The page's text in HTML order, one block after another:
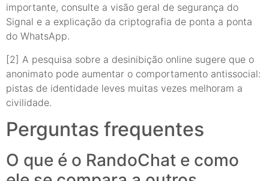
importante, consulte a visão geral de segurança do
Signal e a explicação da criptografia de ponta a ponta
do WhatsApp.
[2] A pesquisa sobre a desinibição online sugere que o
anonimato pode aumentar o comportamento antissocial:
pistas de identidade leves muitas vezes melhoram a
civilidade.
Perguntas frequentes
O que é o RandoChat e como